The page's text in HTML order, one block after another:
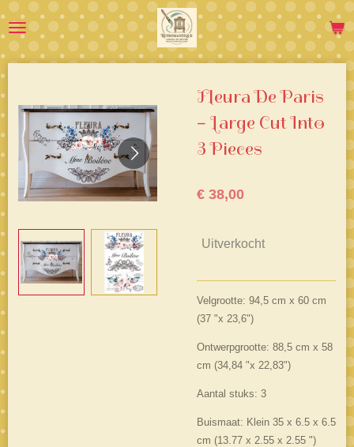
direct
naar
Fleura De Paris
– Large Cut Into
3 Pieces
€ 38,00
Uitverkocht
Velgrootte: 94,5 cm x 60 cm
(37 "x 23,6")
Ontwerpgrootte: 88,5 cm x 58
cm (34,84 "x 22,83")
Aantal stuks: 3
Buismaat: Klein 35 x 6.5 x 6.5
cm (13.77 x 2.55 x 2.55 ")